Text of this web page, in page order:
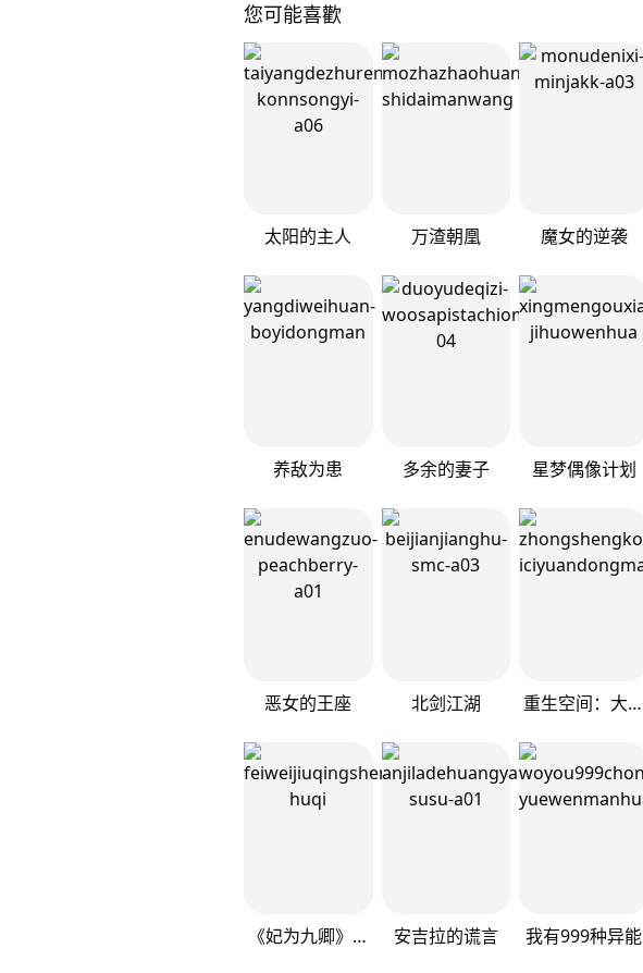
您可能喜歡
太阳的主人 万渣朝凰 魔女的逆袭
养敌为患 多余的妻子 星梦偶像计划
恶女的王座 北剑江湖 重生空间：大小姐不好惹
《妃为九卿》-神医小娇妃 安吉拉的谎言 我有999种异能